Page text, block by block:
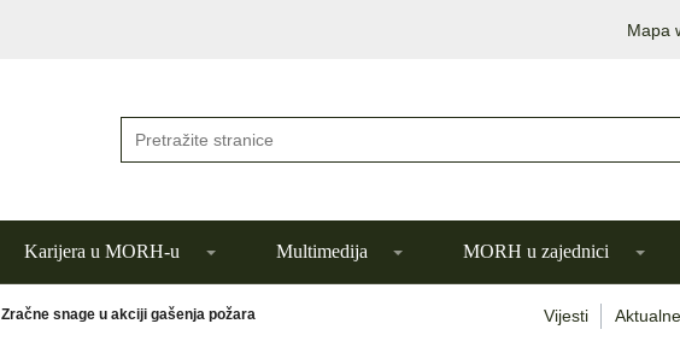
Mapa
Karijera u MORH-u Multimedija MORH u zajednici
Zračne snage u akciji gašenja požara Vijesti